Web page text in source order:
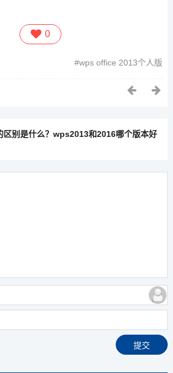
0
wps office 2013个人版
区别是什么？wps2013和2016哪个版本好